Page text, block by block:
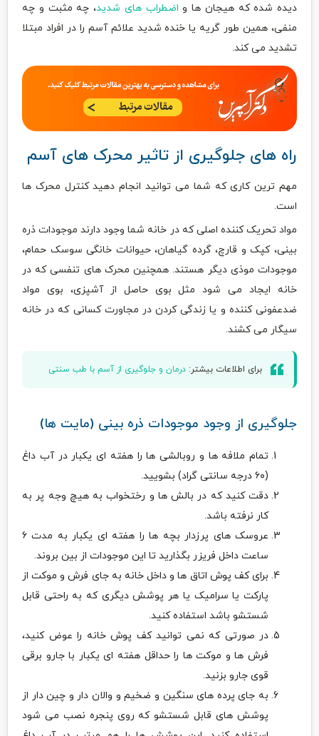
دیده شده که هیجان ها و اضطراب های شدید، چه مثبت و چه
منفی، همین طور گریه یا خنده شدید علائم آسم را در افراد مبتلا
تشدید می کند.
راه های جلوگیری از تاثیر محرک های آسم
مهم ترین کاری که شما می توانید انجام دهید کنترل محرک ها
است.
مواد تحریک کننده اصلی که در خانه شما وجود دارند موجودات ذره
بینی، کپک و قارچ، گرده گیاهان، حیوانات خانگی سوسک حمام،
موجودات موذی دیگر هستند. همچنین محرک های تنفسی که در
خانه ایجاد می شود مثل بوی حاصل از آشپزی، بوی مواد
ضدعفونی کننده و یا زندگی کردن در مجاورت کسانی که در خانه
سیگار می کشند.
برای اطلاعات بیشتر: درمان و جلوگیری از آسم با طب سنتی
جلوگیری از وجود موجودات ذره بینی (مایت ها)
تمام ملافه ها و روبالشی ها را هفته ای یکبار در آب داغ
(۶۰ درجه سانتی گراد) بشویید.
دقت کنید که در بالش ها و رختخواب به هیچ وجه پر به
کار نرفته باشد.
عروسک های پرزدار بچه ها را هفته ای یکبار به مدت ۶
ساعت داخل فریزر بگذارید تا این موجودات از بین بروند.
برای کف پوش اتاق ها و داخل خانه به جای فرش و موکت از
پارکت یا سرامیک یا هر پوشش دیگری که به راحتی قابل
شستشو باشد استفاده کنید.
در صورتی که نمی توانید کف پوش خانه را عوض کنید،
فرش ها و موکت ها را حداقل هفته ای یکبار با جارو برقی
قوی جارو بزنید.
به جای پرده های سنگین و ضخیم و والان دار و چین دار از
پوشش های قابل شستشو که روی پنجره نصب می شود